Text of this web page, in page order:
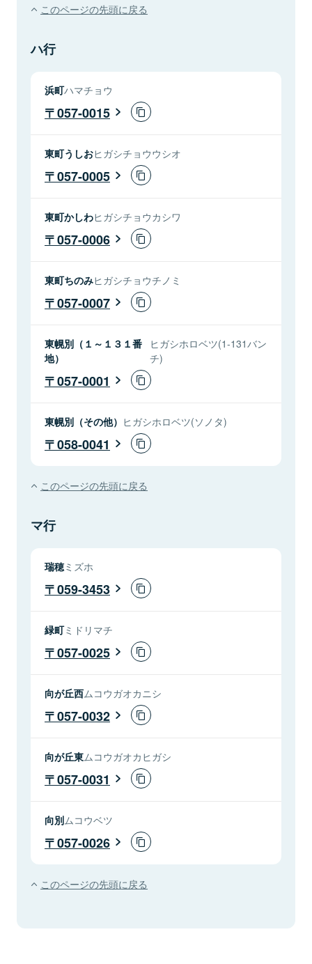
このページの先頭に戻る
ハ行
浜町ハマチョウ
057-0015
東町うしおヒガシチョウウシオ
057-0005
東町かしわヒガシチョウカシワ
057-0006
東町ちのみヒガシチョウチノミ
057-0007
東幌別（１～１３１番
地）
ヒガシホロベツ(1-131バン
チ)
057-0001
東幌別（その他） ヒガシホロベツ(ソノタ)
058-0041
このページの先頭に戻る
マ行
瑞穂ミズホ
059-3453
緑町ミドリマチ
057-0025
向が丘西ムコウガオカニシ
057-0032
向が丘東ムコウガオカヒガシ
057-0031
向別ムコウベツ
057-0026
このページの先頭に戻る